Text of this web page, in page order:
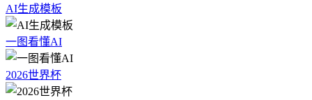
AI生成模板
一图看懂AI
2026世界杯